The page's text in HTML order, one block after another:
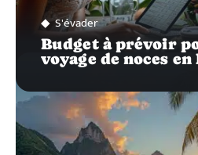
S'évader
Budget à prévoir
voyage de noces